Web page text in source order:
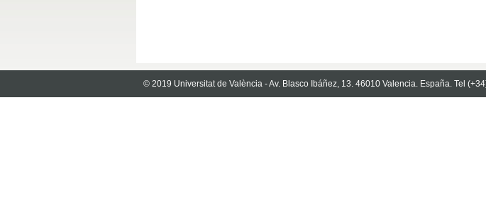
© 2019 Universitat de València - Av. Blasco Ibáñez, 13. 46010 Valencia. España. Tel